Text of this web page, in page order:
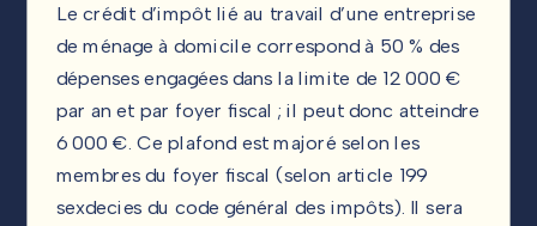
Le crédit d’impôt lié au travail d’une entreprise
de ménage à domicile correspond à 50 % des
dépenses engagées dans la limite de 12 000 €
par an et par foyer fiscal ; il peut donc atteindre
6 000 €. Ce plafond est majoré selon les
membres du foyer fiscal (selon article 199
sexdecies du code général des impôts). Il sera